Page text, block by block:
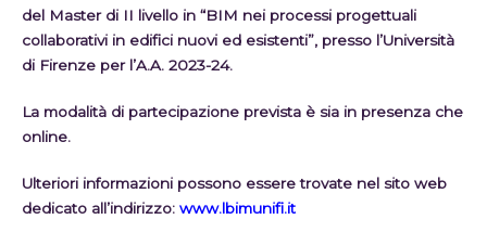
del Master di II livello in “BIM nei processi progettuali
collaborativi in edifici nuovi ed esistenti”, presso l’Università
di Firenze per l’A.A. 2023-24.
La modalità di partecipazione prevista è sia in presenza che
online.
Ulteriori informazioni possono essere trovate nel sito web
dedicato all’indirizzo: www.lbimunifi.it